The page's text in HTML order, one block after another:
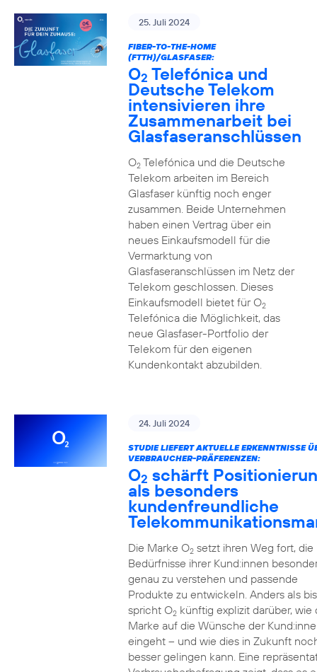
25. Juli 2024
FIBER-TO-THE-HOME
(FTTH)/GLASFASER:
O2 Telefónica und
Deutsche Telekom
intensivieren ihre
Zusammenarbeit bei
Glasfaseranschlüssen
O2Telefónica und die Deutsche
Telekom arbeiten im Bereich
Glasfaser künftig noch enger
zusammen. Beide Unternehmen
haben einen Vertrag über ein
neues Einkaufsmodell für die
Vermarktung von
Glasfaseranschlüssen im Netz der
Telekom geschlossen. Dieses
Einkaufsmodell bietet für O2
Telefónica die Möglichkeit, das
neue Glasfaser-Portfolio der
Telekom für den eigenen
Kundenkontakt abzubilden.
24. Juli 2024
STUDIE LIEFERT AKTUELLE ERKENNTNISSE
VERBRAUCHER-PRÄFERENZEN:
O2 schärft
als besonders
kundenfreundliche
Die Marke O2setzt ihren Weg fort, die
Bedürfnisse ihrer Kund:innen
genau zu verstehen und passende
Produkte zu entwickeln. Anders als
spricht O2künftig explizit darüber, wie
Marke auf die Wünsche der
eingeht – und wie dies in Zukunft
besser gelingen kann. Eine